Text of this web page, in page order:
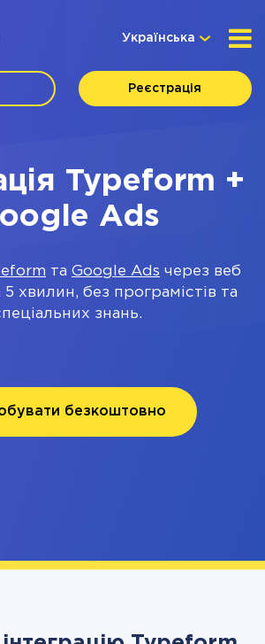
Українська
Реєстрація
Typeform +
Ads
та Google Ads через веб
хвилин, без програмістів та
знань.
безкоштовно